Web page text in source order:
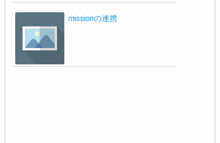
missionの連携